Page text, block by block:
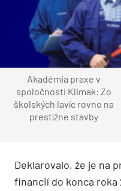
Akadémia praxe v
spoločnosti Klimak: Zo
školských lavíc rovno na
prestížne stavby
Deklarovalo, že je na
financií do konca roka